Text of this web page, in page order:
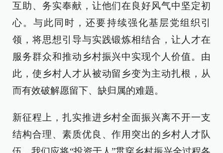
互助、务实奉献，让他们在良好风气中坚定初
心。与此同时，还要持续强化基层党组织引
领，将思想引导与实践锻炼相结合，让人才在
服务群众和推动乡村振兴中实现个人价值。由
此，使乡村人才从被动留乡变为主动扎根，从
而有效破解愿留下、缺归属的难题。
新征程上，扎实推进乡村全面振兴离不开一支
结构合理、素质优良、作用突出的乡村人才队